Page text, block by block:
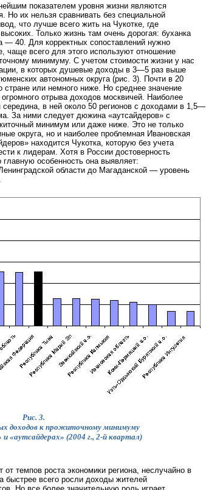
показателем уровня жизни являются
их нельзя сравнивать без специальной
что лучше всего жить на Чукотке, где
Только жизнь там очень дорогая: буханка
— 40. Для корректных сопоставлений нужно
чаще всего для этого используют отношение
минимуму. С учетом стоимости жизни у нас
в которых душевые доходы в 3—5 раз выше
автономных округа (рис. 3). Почти в 20
стране или немного ниже. Но среднее значение
отрыва доходов москвичей. Наиболее
в ней около 50 регионов с доходами в 1,5—
За ними следует дюжина «аутсайдеров» с
минимум или даже ниже. Это не только
округа, но и наиболее проблемная Ивановская
находится Чукотка, которую без учета
к лидерам. Хотя в России достоверность
главную особенность она выявляет:
области до Магаданской — уровень
Рис. 3.
доходов к прожиточному минимуму
и «аутсайдерах» (2004 г., 2-й квартал)
темпов роста экономики региона, неслучайно в
быстрее всего росли доходы жителей